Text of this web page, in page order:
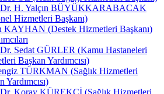
H. Yalçın BÜYÜKKARABACAK
Hizmetleri Başkanı)
KAYHAN (Destek Hizmetleri Başkanı)
Sedat GÜRLER (Kamu Hastaneleri
Başkan Yardımcısı)
TÜRKMAN (Sağlık Hizmetleri
Yardımcısı)
Koray KÜREKCİ (Sağlık Hizmetleri